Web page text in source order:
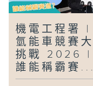
機電工程署 |
氫能車競賽大
挑戰 2026 |
誰能稱霸賽...